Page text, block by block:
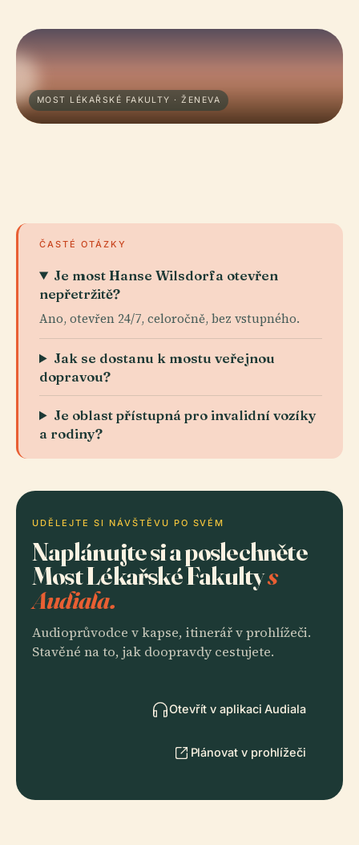
MOST LÉKAŘSKÉ FAKULTY · ŽENEVA
ČASTÉ OTÁZKY
Je most Hanse Wilsdorfa otevřen
nepřetržitě?
Ano, otevřen 24/7, celoročně, bez vstupného.
Jak se dostanu k mostu veřejnou
dopravou?
Je oblast přístupná pro invalidní vozíky
a rodiny?
UDĚLEJTE SI NÁVŠTĚVU PO SVÉM
Naplánujte si a poslechněte
Most Lékařské Fakultys
Audiala.
Audioprůvodce v kapse, itinerář v prohlížeči.
Stavěné na to, jak doopravdy cestujete.
Otevřít v aplikaci Audiala
Plánovat v prohlížeči